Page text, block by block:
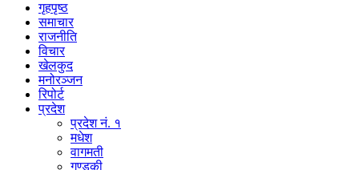
गृहपृष्ठ
समाचार
राजनीति
विचार
खेलकुद
मनोरञ्जन
रिपोर्ट
प्रदेश
प्रदेश नं. १
मधेश
वागमती
गण्डकी